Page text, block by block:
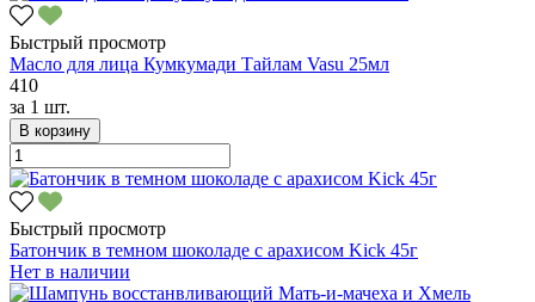
Быстрый просмотр
Масло для лица Кумкумади Тайлам Vasu 25мл
410
за 1 шт.
В корзину
Быстрый просмотр
Батончик в темном шоколаде с арахисом Kick 45г
Нет в наличии